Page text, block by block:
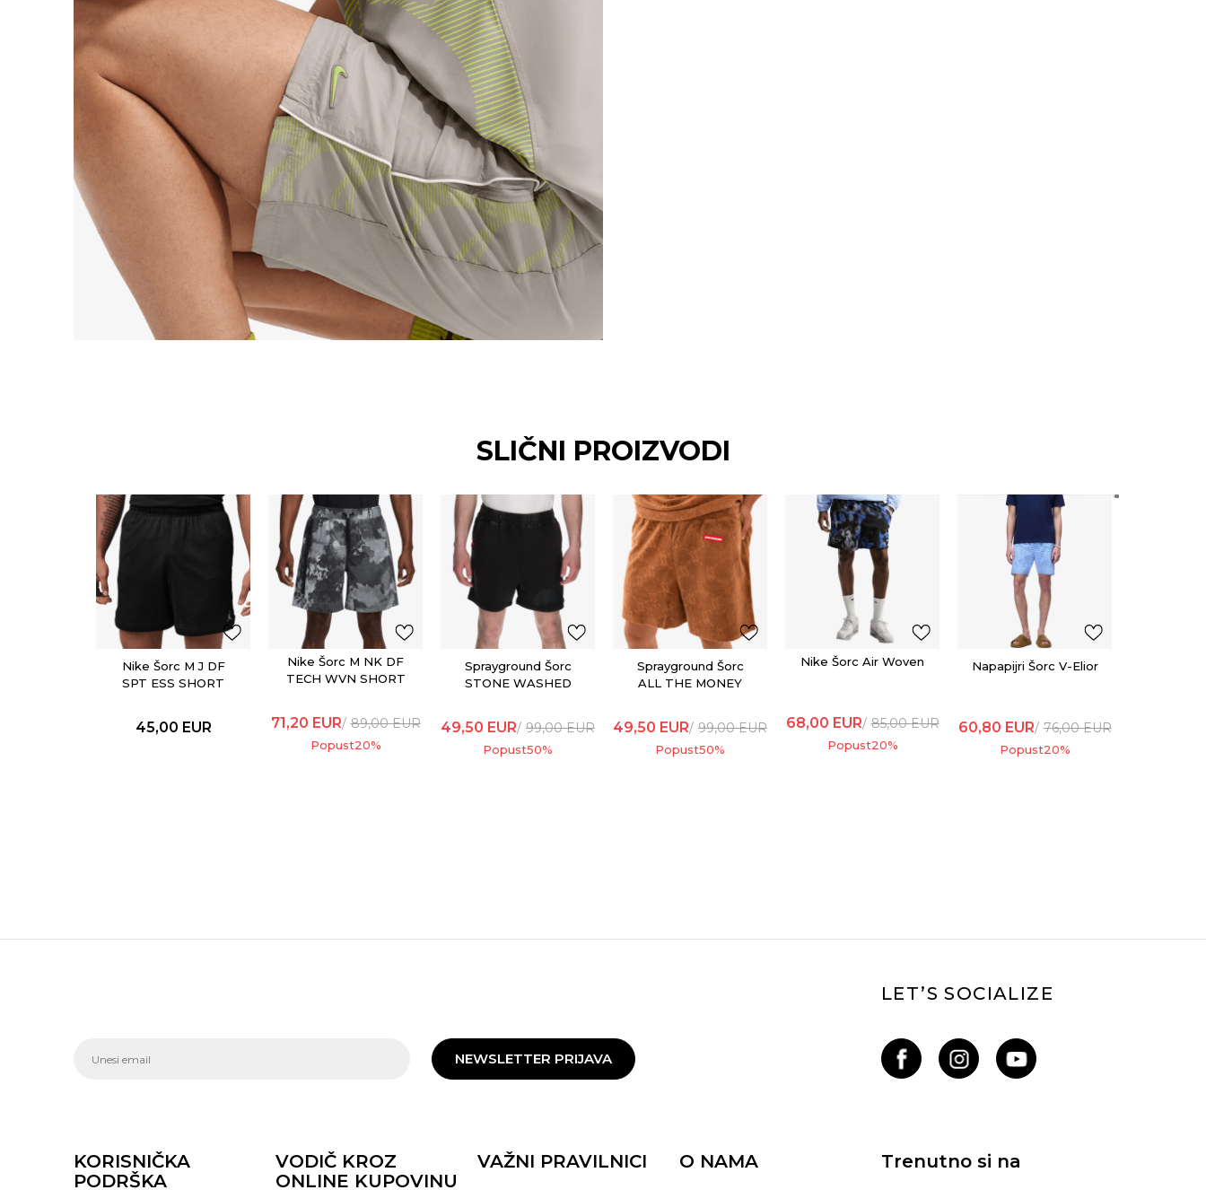
SLIČNI PROIZVODI
Nike Šorc M J DF
SPT ESS SHORT
45,00 EUR
Nike Šorc M NK DF
TECH WVN SHORT
71,20 EUR 89,00EUR
Popust20%
Sprayground Šorc
STONE WASHED
49,50 EUR 99,00EUR
Popust50%
Sprayground Šorc
ALL THE MONEY
49,50 EUR 99,00EUR
Popust50%
Nike Šorc Air Woven
68,00 EUR 85,00EUR
Popust20%
Napapijri Šorc V-Elior
60,80 EUR 76,00EUR
Popust20%
NEWSLETTER PRIJAVA
LET’S SOCIALIZE
KORISNIČKA
PODRŠKA
VODIČ KROZ
ONLINE KUPOVINU
VAŽNI PRAVILNICI O NAMA Trenutno si na